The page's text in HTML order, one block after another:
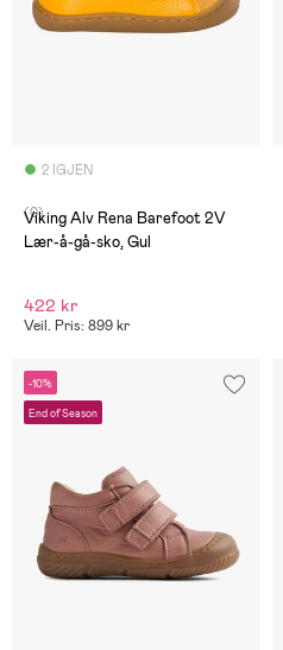
2 IGJEN
(0)
Viking Alv Rena Barefoot 2V
Lær-å-gå-sko, Gul
422 kr
Veil. Pris: 899 kr
-10%
End of Season